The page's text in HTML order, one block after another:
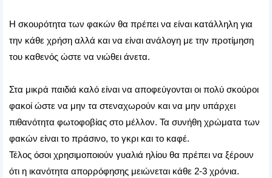
Η σκουρότητα των φακών θα πρέπει να είναι κατάλληλη για
την κάθε χρήση αλλά και να είναι ανάλογη με την προτίμηση
του καθενός ώστε να νιώθει άνετα.
Στα μικρά παιδιά καλό είναι να αποφεύγονται οι πολύ σκούροι
φακοί ώστε να μην τα στεναχωρούν και να μην υπάρχει
πιθανότητα φωτοφοβίας στο μέλλον. Τα συνήθη χρώματα των
φακών είναι το πράσινο, το γκρι και το καφέ.
Τέλος όσοι χρησιμοποιούν γυαλιά ηλίου θα πρέπει να ξέρουν
ότι η ικανότητα απορρόφησης μειώνεται κάθε 2-3 χρόνια.